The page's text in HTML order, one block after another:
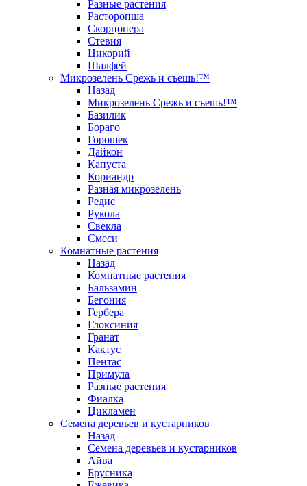
Разные растения
Расторопша
Скорцонера
Стевия
Цикорий
Шалфей
Микрозелень Срежь и съешь!™
Назад
Микрозелень Срежь и съешь!™
Базилик
Бораго
Горошек
Дайкон
Капуста
Кориандр
Разная микрозелень
Редис
Рукола
Свекла
Смеси
Комнатные растения
Назад
Комнатные растения
Бальзамин
Бегония
Гербера
Глоксиния
Гранат
Кактус
Пентас
Примула
Разные растения
Фиалка
Цикламен
Семена деревьев и кустарников
Назад
Семена деревьев и кустарников
Айва
Брусника